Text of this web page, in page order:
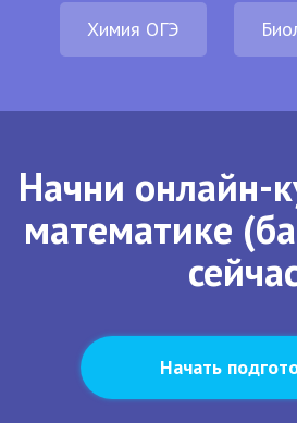
Химия ОГЭ
Начни онлайн-
математике
Начать